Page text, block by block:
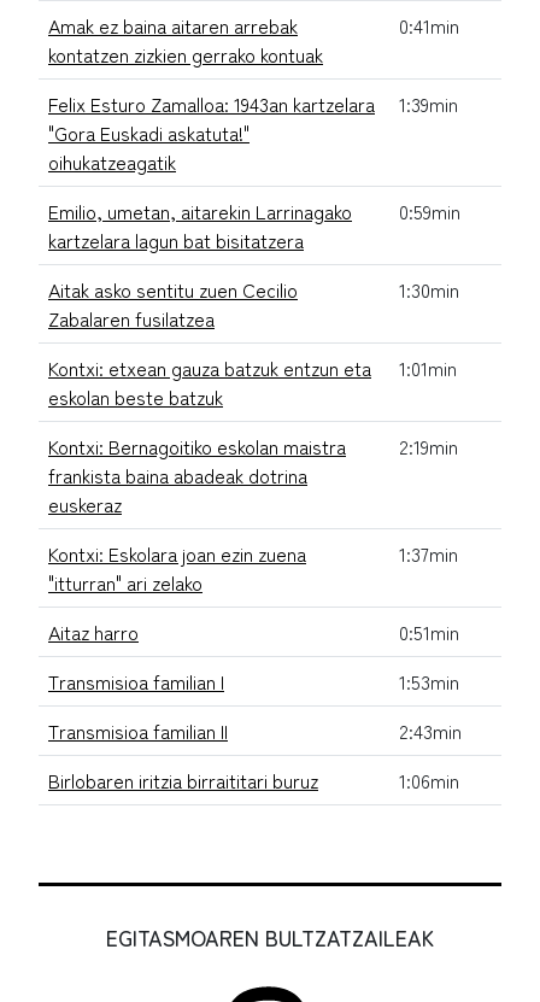
Amak ez baina aitaren arrebak
kontatzen zizkien gerrako kontuak
0:41min
Felix Esturo Zamalloa: 1943an kartzelara
"Gora Euskadi askatuta!"
oihukatzeagatik
1:39min
Emilio, umetan, aitarekin Larrinagako
kartzelara lagun bat bisitatzera
0:59min
Aitak asko sentitu zuen Cecilio
Zabalaren fusilatzea
1:30min
Kontxi: etxean gauza batzuk entzun eta
eskolan beste batzuk
1:01min
Kontxi: Bernagoitiko eskolan maistra
frankista baina abadeak dotrina
euskeraz
2:19min
Kontxi: Eskolara joan ezin zuena
"itturran" ari zelako
1:37min
Aitaz harro
0:51min
Transmisioa familian I
1:53min
Transmisioa familian II
2:43min
Birlobaren iritzia birraititari buruz
1:06min
EGITASMOAREN BULTZATZAILEAK